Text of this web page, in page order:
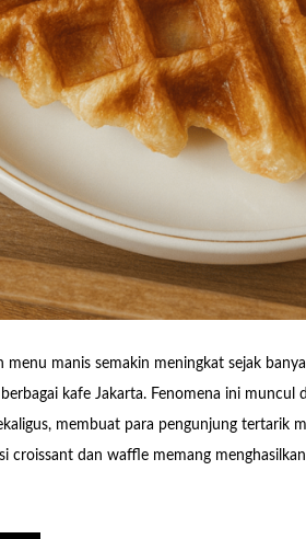
menu manis semakin meningkat sejak
kafe Jakarta. Fenomena ini
membuat para pengunjung tertarik
croissant dan waffle memang